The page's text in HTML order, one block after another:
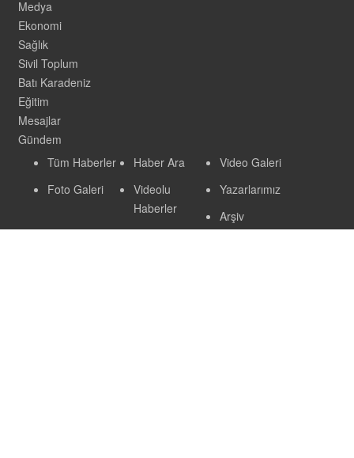
Medya
Ekonomi
Sağlık
Sivil Toplum
Batı Karadeniz
Eğitim
Mesajlar
Gündem
Tüm Haberler
Haber Ara
Video Galeri
Foto Galeri
Videolu
Haberler
Yazarlarımız
Arşiv